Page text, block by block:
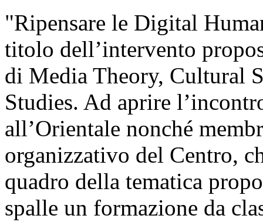
"Ripensare le Digital
titolo dell’intervento
di Media Theory, Cultural
Studies. Ad aprire
all’Orientale nonché
organizzativo del Centro,
quadro della tematica
spalle un formazione da